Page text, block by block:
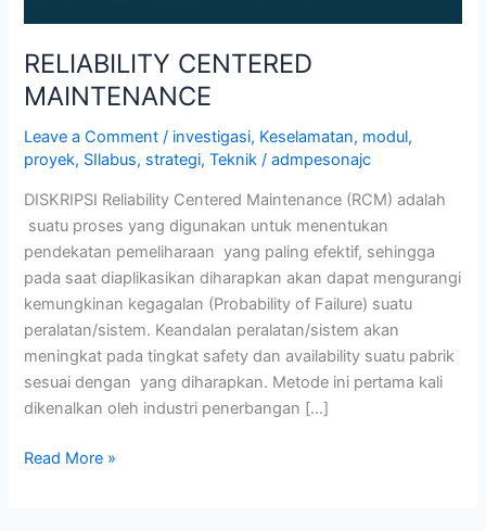
RELIABILITY CENTERED
MAINTENANCE
Leave a Comment / investigasi, Keselamatan, modul,
proyek, SIlabus, strategi,Teknik /admpesonajc
DISKRIPSI Reliability Centered Maintenance (RCM) adalah
suatu proses yang digunakan untuk menentukan
pendekatan pemeliharaan yang paling efektif, sehingga
pada saat diaplikasikan diharapkan akan dapat mengurangi
kemungkinan kegagalan (Probability of Failure) suatu
peralatan/sistem. Keandalan peralatan/sistem akan
meningkat pada tingkat safety dan availability suatu pabrik
sesuai dengan yang diharapkan. Metode ini pertama kali
dikenalkan oleh industri penerbangan […]
Read More »